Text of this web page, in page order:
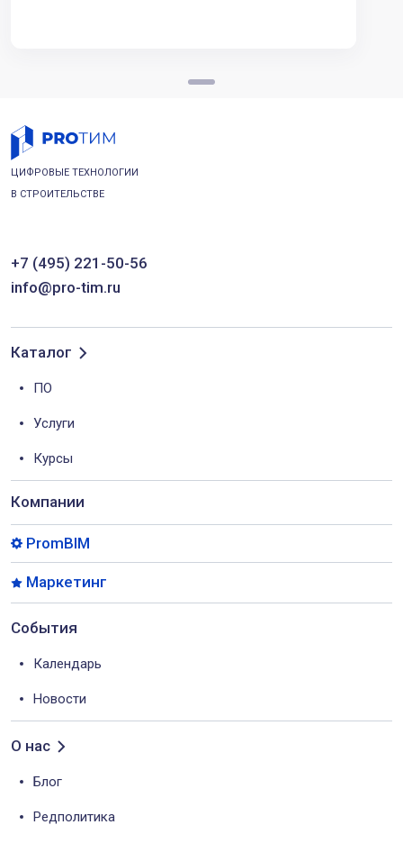
ЦИФРОВЫЕ ТЕХНОЛОГИИ
В СТРОИТЕЛЬСТВЕ
+7 (495) 221-50-56
info@pro-tim.ru
Каталог
ПО
Услуги
Курсы
Компании
PromBIM
Маркетинг
События
Календарь
Новости
О нас
Блог
Редполитика